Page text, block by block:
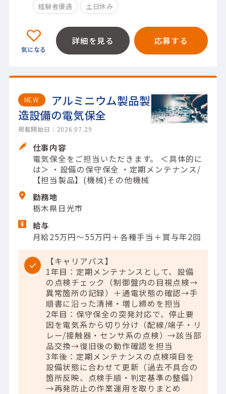
経験者優遇 土日休み
詳細を見る 応募する
NEW
アルミニウム製品製
造設備の電気保全
掲載開始日：2026.07.29
仕事内容
電気保全をご担当いただきます。 ＜具体的に
は＞ ・設備の保守保全 ・定期メンテナンス/
【担当製品】(機械)その他機械
勤務地
栃木県日光市
給与
月給25万円～55万円＋各種手当＋賞与年2回
【キャリアパス】
1年目：定期メンテナンスとして、設備
の点検チェック（制御盤内の目視点検→
異常箇所の記録）＋通電状態の確認→手
順書に沿った清掃・増し締めを担当
2年目：保守保全の突発対応で、停止要
因を電気系から切り分け（配線/端子・リ
レー/接触器・センサ系の点検）→該当部
品交換→復旧後の動作確認を担当
3年後：定期メンテナンスの点検項目を
設備状態に合わせて更新（過去不具合の
箇所反映、点検手順・判定基準の整備）
→再発防止の作業運用を取りまとめ